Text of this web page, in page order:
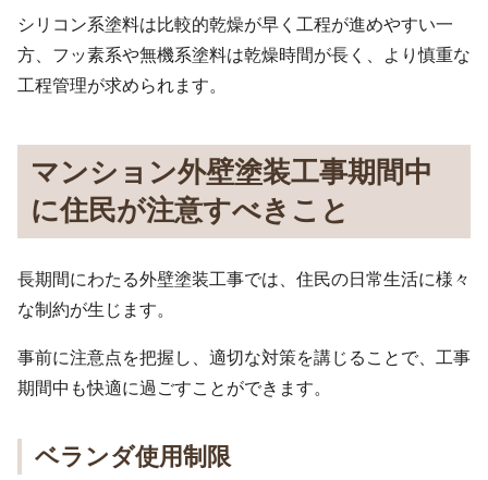
シリコン系塗料は比較的乾燥が早く工程が進めやすい一
方、フッ素系や無機系塗料は乾燥時間が長く、より慎重な
工程管理が求められます。
マンション外壁塗装工事期間中
に住民が注意すべきこと
長期間にわたる外壁塗装工事では、住民の日常生活に様々
な制約が生じます。
事前に注意点を把握し、適切な対策を講じることで、工事
期間中も快適に過ごすことができます。
ベランダ使用制限